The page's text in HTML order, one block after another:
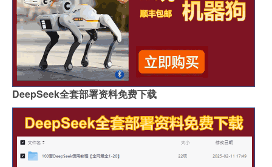
DeepSeek全套部署资料免费下载